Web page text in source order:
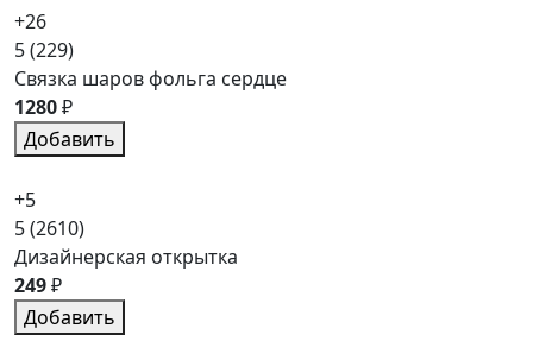
+26
5(229)
Связка шаров фольга сердце
1280₽
Добавить
+5
5(2610)
Дизайнерская открытка
249₽
Добавить